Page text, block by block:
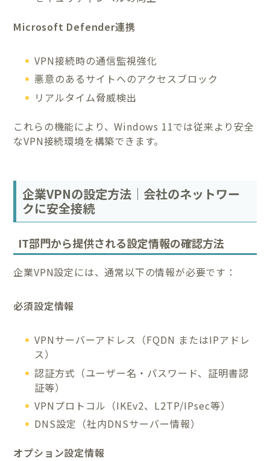
Microsoft Defender連携
VPN接続時の通信監視強化
悪意のあるサイトへのアクセスブロック
リアルタイム脅威検出
これらの機能により、Windows 11では従来より安全
なVPN接続環境を構築できます。
企業VPNの設定方法｜会社のネットワー
クに安全接続
IT部門から提供される設定情報の確認方法
企業VPN設定には、通常以下の情報が必要です：
必須設定情報
VPNサーバーアドレス（FQDN またはIPアドレ
ス）
認証方式（ユーザー名・パスワード、証明書認
証等）
VPNプロトコル（IKEv2、L2TP/IPsec等）
DNS設定（社内DNSサーバー情報）
オプション設定情報